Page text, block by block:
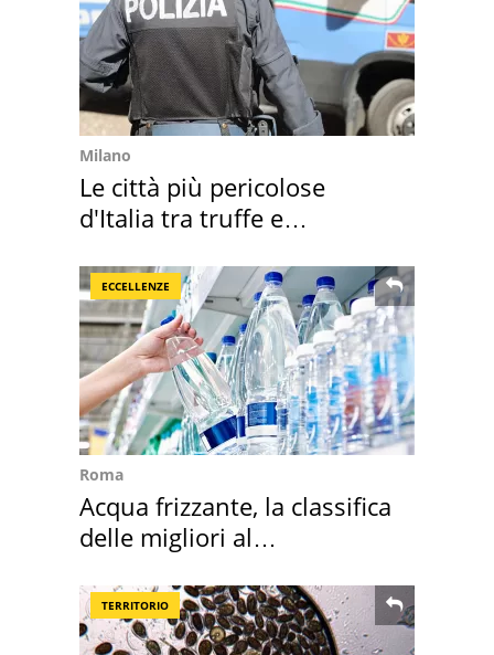
Milano
Le città più pericolose
d'Italia tra truffe e
ECCELLENZE
Roma
Acqua frizzante, la classifica
delle migliori al
TERRITORIO